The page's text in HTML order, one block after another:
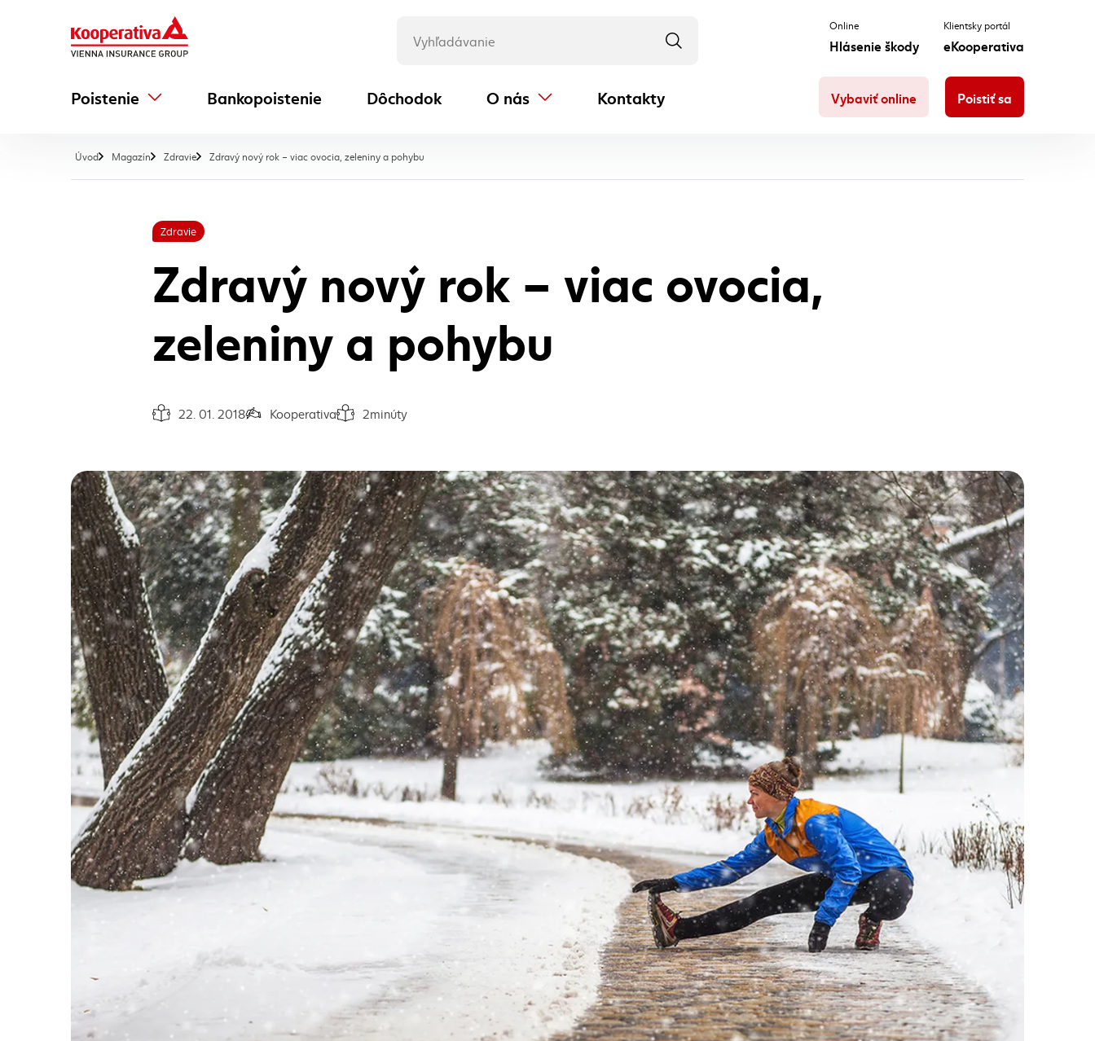
Online
Hlásenie škody
Klientsky portál
eKooperativa
Poistenie Bankopoistenie Dôchodok
(externý odkaz) O nás Kontakty Vybaviť online Poistiť sa
Úvod Magazín Zdravie Zdravý nový rok – viac ovocia, zeleniny a pohybu
Zdravie
Zdravý nový rok – viac ovocia,
zeleniny a pohybu
Dátum vydania článku:
22. 01. 2018Autor článku:
KooperativaČas na prečítanie článku:
2minúty